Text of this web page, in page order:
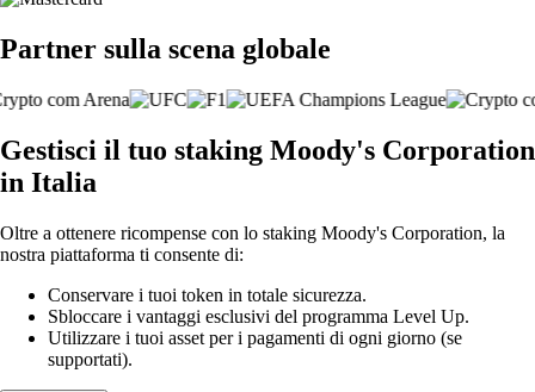
Partner sulla scena globale
Gestisci il tuo staking Moody's Corporation
in Italia
Oltre a ottenere ricompense con lo staking Moody's Corporation, la
nostra piattaforma ti consente di:
Conservare i tuoi token in totale sicurezza.
Sbloccare i vantaggi esclusivi del programma Level Up.
Utilizzare i tuoi asset per i pagamenti di ogni giorno (se
supportati).